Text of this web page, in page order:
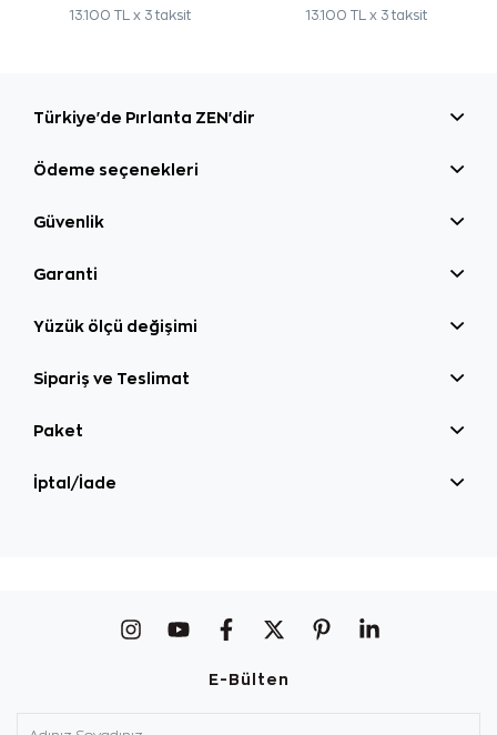
13.100 TL x 3 taksit 13.100 TL x 3 taksit
Türkiye'de Pırlanta ZEN'dir
Ödeme seçenekleri
Güvenlik
Garanti
Yüzük ölçü değişimi
Sipariş ve Teslimat
Paket
İptal/İade
E-Bülten